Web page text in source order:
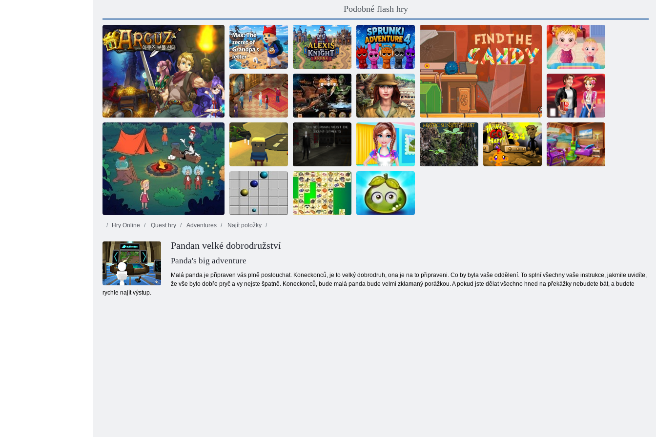
Podobné flash hry
Lovci pokladů z Arkuzy
Max: Tajemství
dědečkova
dopisu
RPG rytíř Alexis
Sprunkova
dobrodružství 4
Dítě Hazel.
díkůvzdání
Dovolená
Evermor: Závit
osudu
Skryté objekty:
pirátský poklad
Kočka v klobouku ví hodně o tom! Camp
Skrytá historie Valentýna Film
Kogama:
Slendererman
musí zemřít:
tiché ulice
Studenti: úklid
Linky 98
Hry Online Quest hry Adventures Najít položky
Pandan velké dobrodružství
Panda's big adventure
Malá panda je připraven vás plně poslouchat. Koneckonců, je to velký dobrodruh, ona je na to připraveni. Co by byla vaše oddělení. To splní všechny vaše instrukce, jakmile uvidíte,
že vše bylo dobře pryč a vy nejste špatně. Koneckonců, bude malá panda bude velmi zklamaný porážkou. A pokud jste dělat všechno hned na překážky nebudete bát, a budete
rychle najít výstup.